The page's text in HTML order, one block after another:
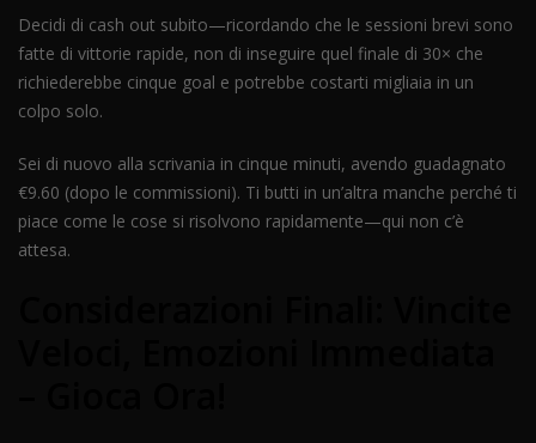
Decidi di cash out subito—ricordando che le sessioni brevi sono
fatte di vittorie rapide, non di inseguire quel finale di 30× che
richiederebbe cinque goal e potrebbe costarti migliaia in un
colpo solo.
Sei di nuovo alla scrivania in cinque minuti, avendo guadagnato
€9.60 (dopo le commissioni). Ti butti in un’altra manche perché ti
piace come le cose si risolvono rapidamente—qui non c’è
attesa.